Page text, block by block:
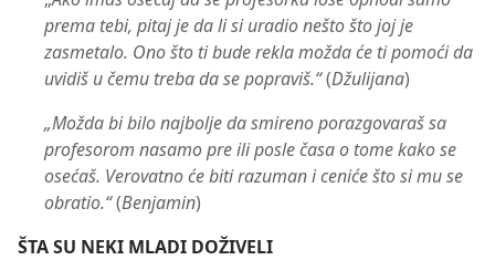
prema tebi, pitaj je da li si uradio nešto što joj je
zasmetalo. Ono što ti bude rekla možda će ti pomoći da
uvidiš u čemu treba da se popraviš.“(Džulijana)
„Možda bi bilo najbolje da smireno porazgovaraš sa
profesorom nasamo pre ili posle časa o tome kako se
osećaš. Verovatno će biti razuman i ceniće što si mu se
obratio.“(Benjamin)
ŠTA SU NEKI MLADI DOŽIVELI